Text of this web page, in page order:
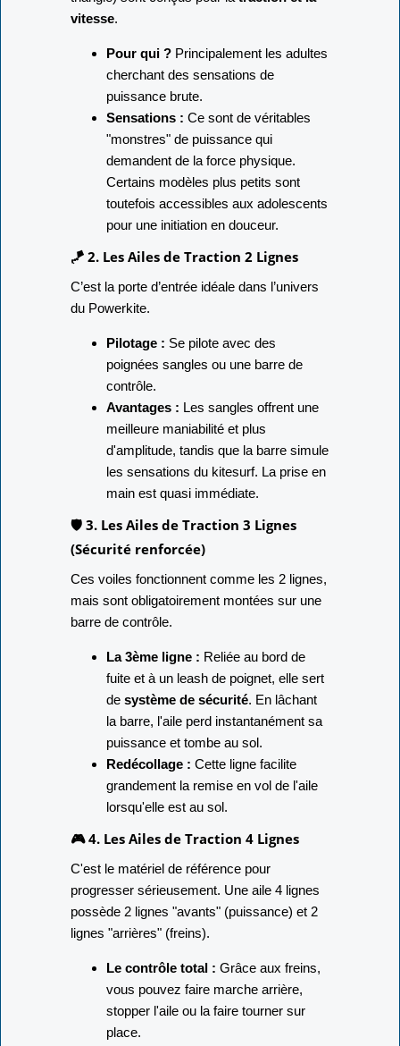
vitesse.
Pour qui ? Principalement les adultes
cherchant des sensations de
puissance brute.
Sensations : Ce sont de véritables
"monstres" de puissance qui
demandent de la force physique.
Certains modèles plus petits sont
toutefois accessibles aux adolescents
pour une initiation en douceur.
🪁 2. Les Ailes de Traction 2 Lignes
C’est la porte d’entrée idéale dans l’univers
du Powerkite.
Pilotage : Se pilote avec des
poignées sangles ou une barre de
contrôle.
Avantages : Les sangles offrent une
meilleure maniabilité et plus
d'amplitude, tandis que la barre simule
les sensations du kitesurf. La prise en
main est quasi immédiate.
🛡️ 3. Les Ailes de Traction 3 Lignes
(Sécurité renforcée)
Ces voiles fonctionnent comme les 2 lignes,
mais sont obligatoirement montées sur une
barre de contrôle.
La 3ème ligne : Reliée au bord de
fuite et à un leash de poignet, elle sert
desystème de sécurité. En lâchant
la barre, l'aile perd instantanément sa
puissance et tombe au sol.
Redécollage : Cette ligne facilite
grandement la remise en vol de l'aile
lorsqu'elle est au sol.
🎮 4. Les Ailes de Traction 4 Lignes
C'est le matériel de référence pour
progresser sérieusement. Une aile 4 lignes
possède 2 lignes "avants" (puissance) et 2
lignes "arrières" (freins).
Le contrôle total : Grâce aux freins,
vous pouvez faire marche arrière,
stopper l'aile ou la faire tourner sur
place.